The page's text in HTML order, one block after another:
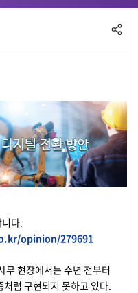
공유하기
다.
opinion/279691
무 현장에서는 수년 전부터
럼 구현되지 못하고 있다.